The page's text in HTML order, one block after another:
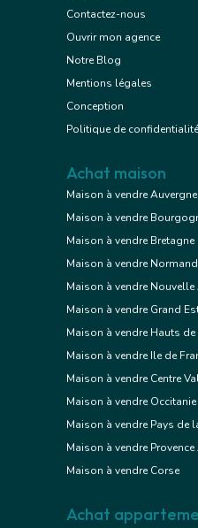
Contactez-nous
Ouvrir mon agence
Notre Blog
Mentions légales
Conception
Politique de confidentialité
Achat maison
Maison à vendre
Maison à vendre
Maison à vendre Bretagne
Maison à vendre
Maison à vendre
Maison à vendre Grand
Maison à vendre Hauts de
Maison à vendre Ile de
Maison à vendre Centre
Maison à vendre Occitanie
Maison à vendre Pays de
Maison à vendre
Maison à vendre Corse
Achat